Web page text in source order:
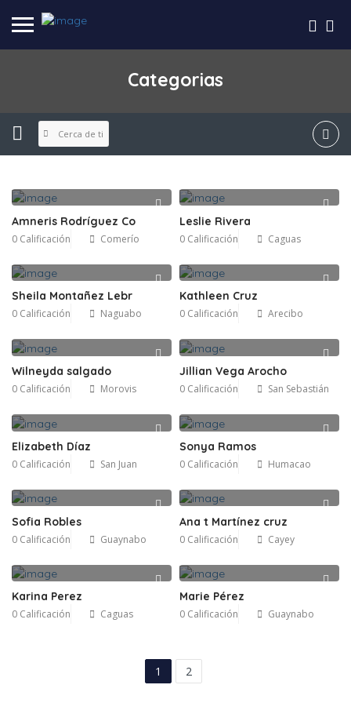
Categorias
Cerca de ti
Amneris Rodríguez Co
0 Calificación Comerío
Leslie Rivera
0 Calificación Caguas
Sheila Montañez Lebr
0 Calificación Naguabo
Kathleen Cruz
0 Calificación Arecibo
Wilneyda salgado
0 Calificación Morovis
Jillian Vega Arocho
0 Calificación San Sebastián
Elizabeth Díaz
0 Calificación San Juan
Sonya Ramos
0 Calificación Humacao
Sofia Robles
0 Calificación Guaynabo
Ana t Martínez cruz
0 Calificación Cayey
Karina Perez
0 Calificación Caguas
Marie Pérez
0 Calificación Guaynabo
1 2